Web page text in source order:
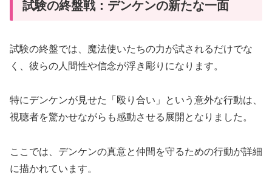
試験の終盤戦：デンケンの新たな一面
試験の終盤では、魔法使いたちの力が試されるだけでな
く、彼らの人間性や信念が浮き彫りになります。
特にデンケンが見せた「殴り合い」という意外な行動は、
視聴者を驚かせながらも感動させる展開となりました。
ここでは、デンケンの真意と仲間を守るための行動が詳細
に描かれています。